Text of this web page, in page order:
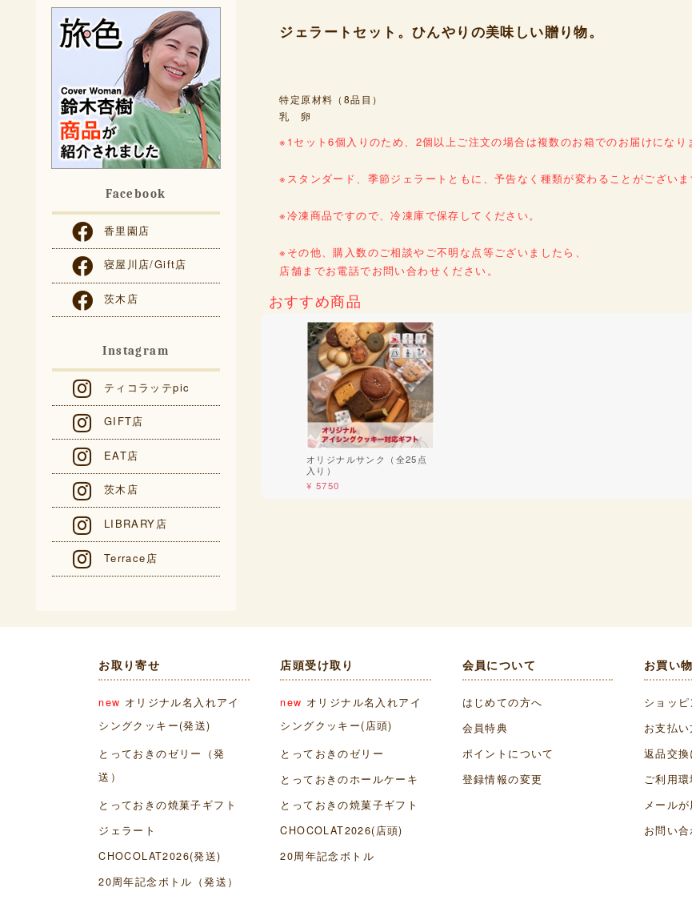
Facebook
香里園店
寝屋川店/Gift店
茨木店
Instagram
ティコラッテpic
GIFT店
EAT店
茨木店
LIBRARY店
Terrace店
ジェラートセット。ひんやりの美味しい贈り物。
特定原材料（8品目）
乳 卵
※1セット6個入りのため、2個以上ご注文の場合は複数のお箱でのお届けになり
※スタンダード、季節ジェラートともに、予告なく種類が変わることがございま
※冷凍商品ですので、冷凍庫で保存してください。
※その他、購入数のご相談やご不明な点等ございましたら、
店舗までお電話でお問い合わせください。
おすすめ商品
オリジナルサンク（全25点
入り）
¥ 5750
お取り寄せ
new オリジナル名入れアイ
シングクッキー(発送)
とっておきのゼリー（発
送）
とっておきの焼菓子ギフト
ジェラート
CHOCOLAT2026(発送)
20周年記念ボトル（発送）
店頭受け取り
new オリジナル名入れアイ
シングクッキー(店頭)
とっておきのゼリー
とっておきのホールケーキ
とっておきの焼菓子ギフト
CHOCOLAT2026(店頭)
20周年記念ボトル
会員について
はじめての方へ
会員特典
ポイントについて
登録情報の変更
お買い
ショッ
お支払
返品交
ご利用環
メール
お問い